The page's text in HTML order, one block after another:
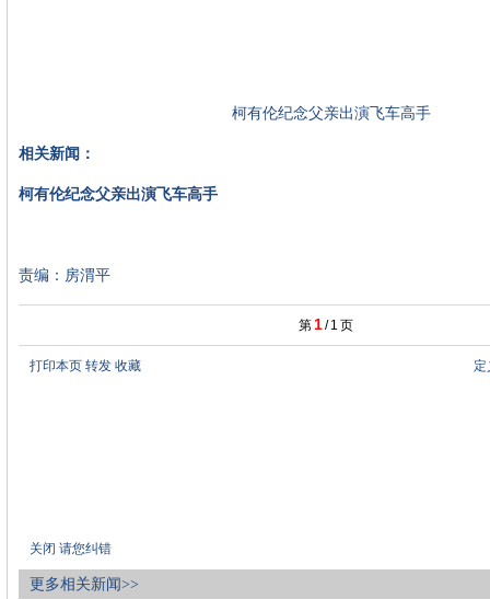
柯有伦纪念父亲出演飞车高手
相关新闻：
柯有伦纪念父亲出演飞车高手
责编：房渭平
第 1/ 1 页
打印本页 转发 收藏
关闭 请您纠错
更多相关新闻>>